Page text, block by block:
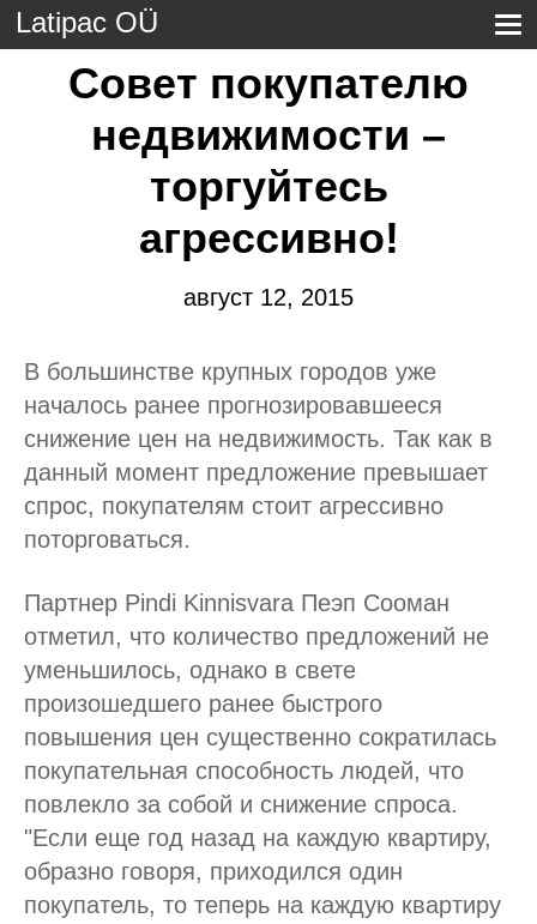
Latipac OÜ
Совет покупателю
недвижимости –
торгуйтесь
агрессивно!
август 12, 2015
В большинстве крупных городов уже
началось ранее прогнозировавшееся
снижение цен на недвижимость. Так как в
данный момент предложение превышает
спрос, покупателям стоит агрессивно
поторговаться.
Партнер Pindi Kinnisvara Пеэп Сооман
отметил, что количество предложений не
уменьшилось, однако в свете
произошедшего ранее быстрого
повышения цен существенно сократилась
покупательная способность людей, что
повлекло за собой и снижение спроса.
"Если еще год назад на каждую квартиру,
образно говоря, приходился один
покупатель, то теперь на каждую квартиру